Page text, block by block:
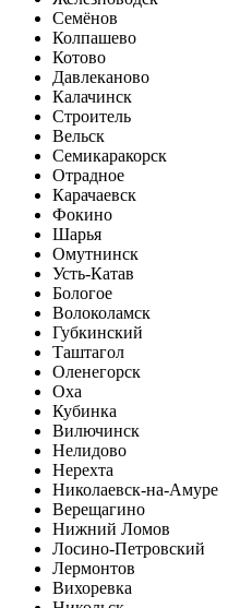
Семёнов
Колпашево
Котово
Давлеканово
Калачинск
Строитель
Вельск
Семикаракорск
Отрадное
Карачаевск
Фокино
Шарья
Омутнинск
Усть-Катав
Бологое
Волоколамск
Губкинский
Таштагол
Оленегорск
Оха
Кубинка
Вилючинск
Нелидово
Нерехта
Николаевск-на-Амуре
Верещагино
Нижний Ломов
Лосино-Петровский
Лермонтов
Вихоревка